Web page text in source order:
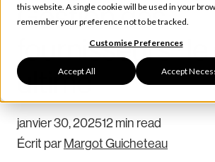
this website. A single cookie will be used in your
remember your preference not to be tracked.
Customise Preferences
Accept All Accept
Gestion des
fournisseurs :
ultime
janvier 30, 202512 min read
Écrit par Margot Guicheteau